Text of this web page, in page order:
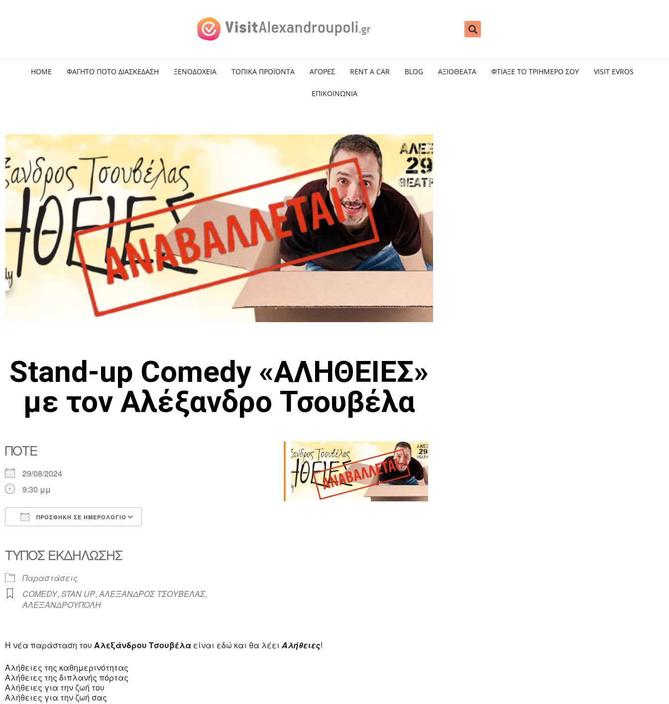
HOME ΦΑΓΗΤΟ ΠΟΤΟ ΔΙΑΣΚΕΔΑΣΗ ΞΕΝΟΔΟΧΕΙΑ ΤΟΠΙΚΑ ΠΡΟΪΟΝΤΑ ΑΓΟΡΕΣ RENT A CAR BLOG ΑΞΙΟΘΕΑΤΑ ΦΤΙΑΞΕ ΤΟ ΤΡΙΗΜΕΡΟ ΣΟΥ VISIT EVROS
ΕΠΙΚΟΙΝΩΝΙΑ
Stand-up Comedy «ΑΛΗΘΕΙΕΣ»
με τον Αλέξανδρο Τσουβέλα
ΠΌΤΕ
29/08/2024
9:30 μμ
ΠΡΟΣΘΉΚΗ ΣΕ ΗΜΕΡΟΛΌΓΙΟ
ΤΎΠΟΣ ΕΚΔΉΛΩΣΗΣ
Παραστάσεις
COMEDY, STAN UP,ΑΛΕΞΑΝΔΡΟΣ ΤΣΟΥΒΕΛΑΣ,
ΑΛΕΞΑΝΔΡΟΥΠΟΛΗ
Η νέα παράσταση του Αλεξάνδρου Τσουβέλα είναι εδώ και θα λέει Αλήθειες!
Αλήθειες της καθημερινότητας
Αλήθειες της διπλανής πόρτας
Αλήθειες για την ζωή του
Αλήθειες για την ζωή σας